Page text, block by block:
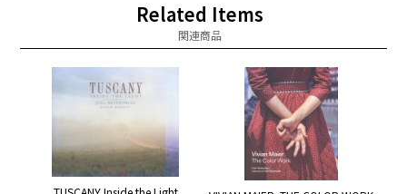
Related Items
関連商品